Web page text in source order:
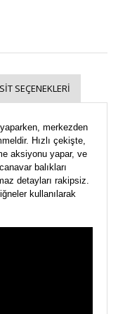
SEÇENEKLERI
merkezden
Hızlı çekişte,
aksiyonu yapar, ve
balıkları
detayları rakipsiz.
kullanılarak